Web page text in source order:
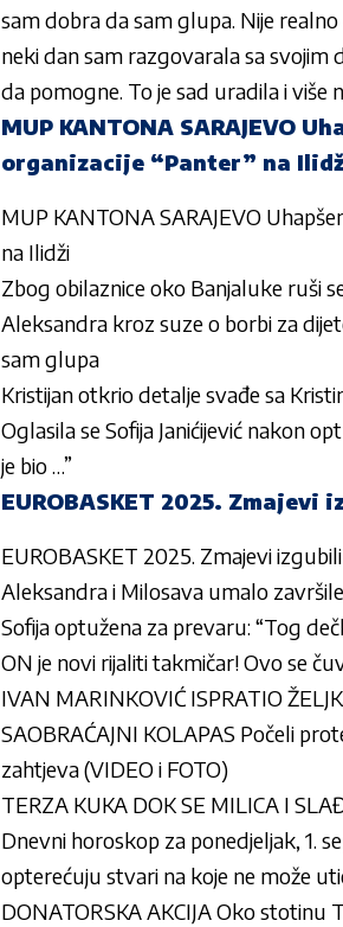
sam dobra da sam glupa. Nije
neki dan sam razgovarala sa svojim
da pomogne. To je sad uradila i više
MUP KANTONA SARAJEVO
organizacije “Panter” na
MUP KANTONA SARAJEVO
na Ilidži
Zbog obilaznice oko Banjaluke ruši
Aleksandra kroz suze o borbi za
sam glupa
Kristijan otkrio detalje svađe sa
Oglasila se Sofija Janićijević nakon
je bio …”
EUROBASKET 2025.
EUROBASKET 2025. Zmajevi
Aleksandra i Milosava umalo
Sofija optužena za prevaru: “Tog
ON je novi rijaliti takmičar! Ovo se
IVAN MARINKOVIĆ ISPRATIO
SAOBRAĆAJNI KOLAPAS Počeli
zahtjeva (VIDEO i FOTO)
TERZA KUKA DOK SE MILICA I
Dnevni horoskop za ponedjeljak, 1.
opterećuju stvari na koje ne može
DONATORSKA AKCIJA Oko